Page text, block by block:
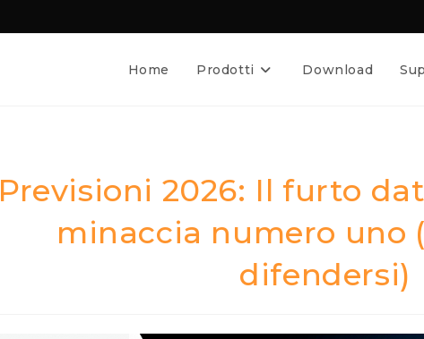
Home Prodotti Download
Previsioni 2026: Il furto
minaccia numero uno
difendersi)